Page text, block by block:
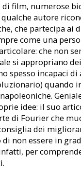
film, numerose
autore
che partecipa
come una
che non
si appropriano
spesso incapaci
quando
idee: il suo
di Fourier che
dei
non essere in
per